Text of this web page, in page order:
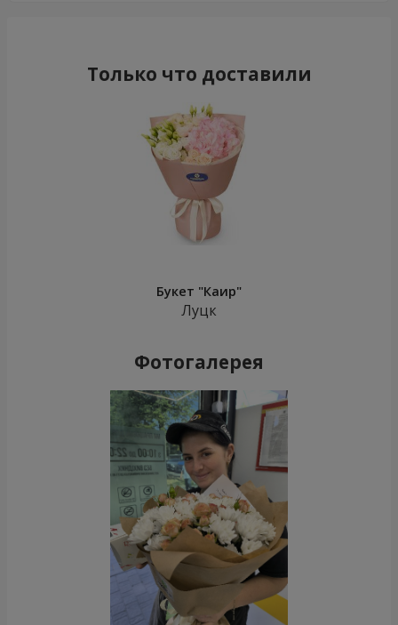
Только что доставили
Букет "Каир"
Луцк
Фотогалерея